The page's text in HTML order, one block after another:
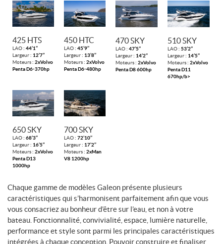
425 HTS
LAO : 44’1’’
Largeur : 12’7’’
Moteurs : 2xVolvo
Penta D6-370hp
450 HTC
LAO : 45’9’’
Largeur : 13’8’’
Moteurs : 2xVolvo
Penta D6-480hp
470 SKY
LAO : 47’5’’
Largeur : 14’2’’
Moteurs : 2xVolvo
Penta D8 600hp
510 SKY
LAO : 53’2’’
Largeur : 14’5’’
Moteurs : 2xVolvo
Penta D11
670hp/b>
650 SKY
LAO : 68’3’’
Largeur : 16’5’’
Moteurs : 2xVolvo
Penta D13
1000hp
700 SKY
LAO : 72’10’’
Largeur : 17’2’’
Moteurs : 2xMan
V8 1200hp
Chaque gamme de modèles Galeon présente plusieurs
caractéristiques qui s’harmonisent parfaitement afin que vous
vous consacriez au bonheur d’être sur l’eau, et non à votre
bateau. Fonctionnalité, convivialité, espace, lumière naturelle,
performance et style sont parmi les principales caractéristiques
intégrées à chaque conception. Pouvoir construire et finaliser